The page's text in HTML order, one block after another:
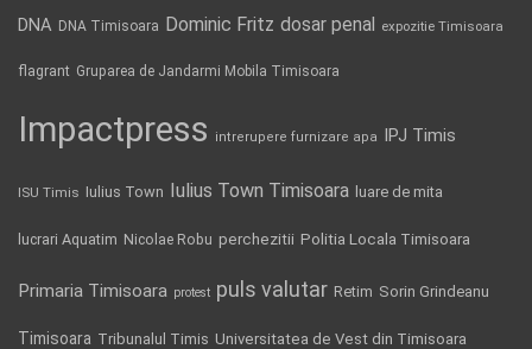
DNA DNA Timisoara Dominic Fritz dosar penal expozitie Timisoara
flagrant Gruparea de Jandarmi Mobila Timisoara
Impactpress intrerupere furnizare apa IPJ Timis
ISU Timis Iulius Town Iulius Town Timisoara luare de mita
lucrari Aquatim Nicolae Robu perchezitii Politia Locala Timisoara
Primaria Timisoara protest puls valutar Retim Sorin Grindeanu
Timisoara Tribunalul Timis Universitatea de Vest din Timisoara